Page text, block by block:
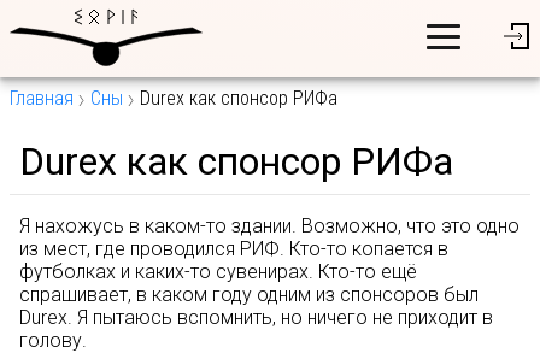
Главная Сны Durex как спонсор РИФа
Durex как спонсор РИФа
Я нахожусь в каком-то здании. Возможно, что это одно
из мест, где проводился РИФ. Кто-то копается в
футболках и каких-то сувенирах. Кто-то ещё
спрашивает, в каком году одним из спонсоров был
Durex. Я пытаюсь вспомнить, но ничего не приходит в
голову.